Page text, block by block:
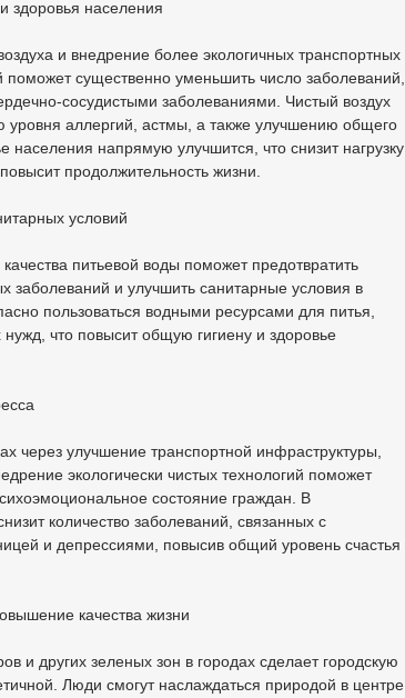
здоровья населения
и внедрение более экологичных транспортных
поможет существенно уменьшить число заболеваний,
сосудистыми заболеваниями. Чистый воздух
уровня аллергий, астмы, а также улучшению общего
населения напрямую улучшится, что снизит нагрузку
продолжительность жизни.
условий
питьевой воды поможет предотвратить
заболеваний и улучшить санитарные условия в
пользоваться водными ресурсами для питья,
что повысит общую гигиену и здоровье
через улучшение транспортной инфраструктуры,
экологически чистых технологий поможет
состояние граждан. В
количество заболеваний, связанных с
и депрессиями, повысив общий уровень счастья
качества жизни
и других зеленых зон в городах сделает городскую
Люди смогут наслаждаться природой в центре